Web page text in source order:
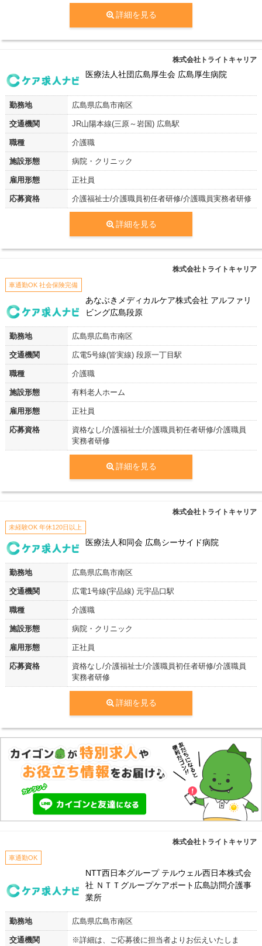
詳細を見る
株式会社トライトキャリア
医療法人社団広島厚生会 広島厚生病院
勤務地 広島県広島市南区
交通機関 JR山陽本線(三原～岩国) 広島駅
職種 介護職
施設形態 病院・クリニック
雇用形態 正社員
応募資格 介護福祉士/介護職員初任者研修/介護職員実務者研修
詳細を見る
株式会社トライトキャリア
車通勤OK 社会保険完備
あなぶきメディカルケア株式会社 アルファリ
ビング広島段原
勤務地 広島県広島市南区
交通機関 広電5号線(皆実線) 段原一丁目駅
職種 介護職
施設形態 有料老人ホーム
雇用形態 正社員
応募資格
資格なし/介護福祉士/介護職員初任者研修/介護職員
実務者研修
詳細を見る
株式会社トライトキャリア
未経験OK 年休120日以上
医療法人和同会 広島シーサイド病院
勤務地 広島県広島市南区
交通機関 広電1号線(宇品線) 元宇品口駅
職種 介護職
施設形態 病院・クリニック
雇用形態 正社員
応募資格
資格なし/介護福祉士/介護職員初任者研修/介護職員
実務者研修
詳細を見る
株式会社トライトキャリア
車通勤OK
NTT西日本グループ テルウェル西日本株式会
社 ＮＴＴグループケアポート広島訪問介護事
業所
勤務地 広島県広島市南区
交通機関
※詳細は、ご応募後に担当者よりお伝えいたしま